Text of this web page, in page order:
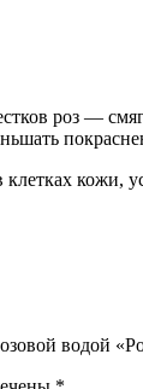
роз —
клетках
водой